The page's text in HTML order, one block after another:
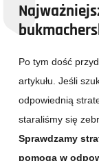
Po tym dość
artykułu. Jeśli
odpowiednią
staraliśmy się
Sprawdzamy
pomogą w